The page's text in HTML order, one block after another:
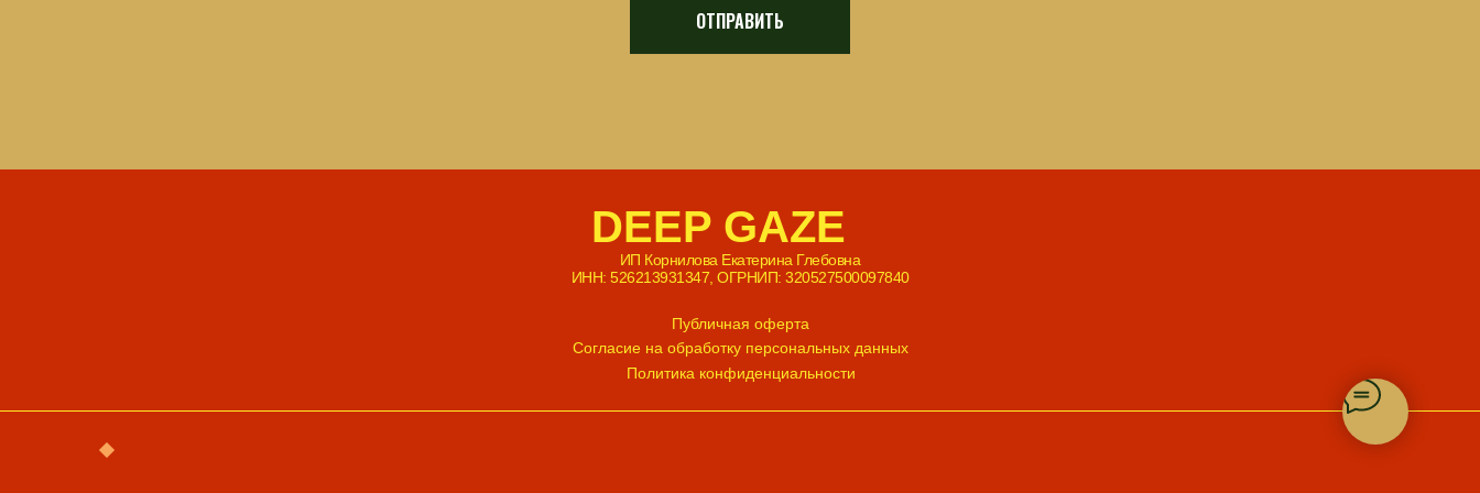
ОТПРАВИТЬ
DEEP GAZE
ИП Корнилова Екатерина Глебовна
ИНН: 526213931347, ОГРНИП: 320527500097840
Политика конфиденциальности
Публичная оферта
Согласие на обработку персональных данных